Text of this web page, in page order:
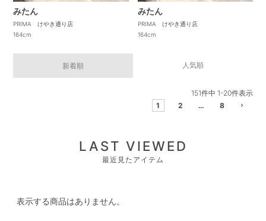
みたん
PRIMA けやき通り店
164cm
みたん
PRIMA けやき通り店
164cm
新着順 人気順
151件中 1-20件表示
1
2 … 8
LAST VIEWED
最近見たアイテム
表示する商品はありません。